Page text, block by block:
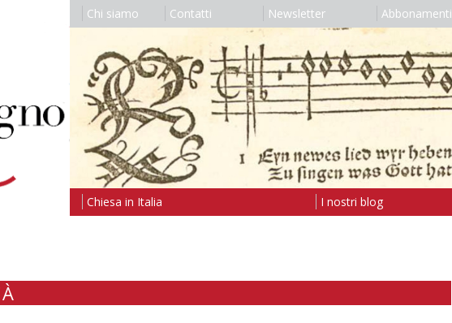
Chi siamo Contatti Newsletter Abbonamenti
Chiesa in Italia I nostri blog